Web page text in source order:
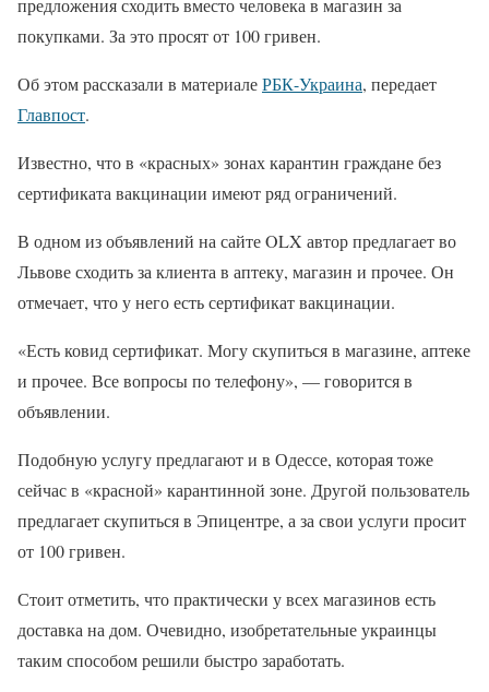
предложения сходить вместо человека в магазин за
покупками. За это просят от 100 гривен.
Об этом рассказали в материалеРБК-Украина, передает
Главпост.
Известно, что в «красных» зонах карантин граждане без
сертификата вакцинации имеют ряд ограничений.
В одном из объявлений на сайте OLX автор предлагает во
Львове сходить за клиента в аптеку, магазин и прочее. Он
отмечает, что у него есть сертификат вакцинации.
«Есть ковид сертификат. Могу скупиться в магазине, аптеке
и прочее. Все вопросы по телефону», — говорится в
объявлении.
Подобную услугу предлагают и в Одессе, которая тоже
сейчас в «красной» карантинной зоне. Другой пользователь
предлагает скупиться в Эпицентре, а за свои услуги просит
от 100 гривен.
Стоит отметить, что практически у всех магазинов есть
доставка на дом. Очевидно, изобретательные украинцы
таким способом решили быстро заработать.